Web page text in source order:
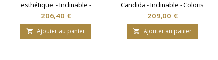
esthétique - Inclinable -
Coloris blanc.
Prix
206,40 €
 Ajouter au panier
Candida - Inclinable - Coloris
blanc.
Prix
209,00 €
 Ajouter au panier